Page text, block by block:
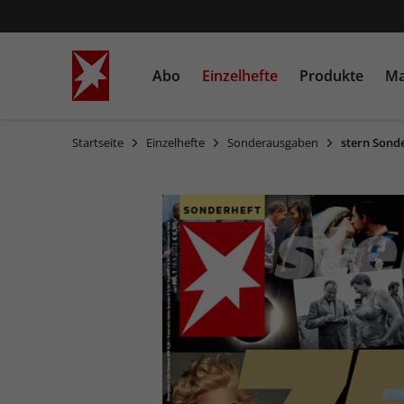
Abo Einzelhefte Produkte
Startseite Einzelhefte Sonderausgaben stern